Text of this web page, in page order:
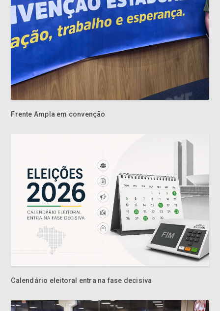
Frente Ampla em convenção
Calendário eleitoral entra na fase decisiva